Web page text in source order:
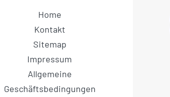
Home
Kontakt
Sitemap
Impressum
Allgemeine
Geschäftsbedingungen